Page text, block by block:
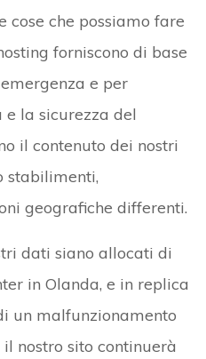
cose che possiamo fare
forniscono di base
e per
la sicurezza del
il contenuto dei nostri
stabilimenti,
geografiche differenti.
dati siano allocati di
in Olanda, e in replica
un malfunzionamento
nostro sito continuerà